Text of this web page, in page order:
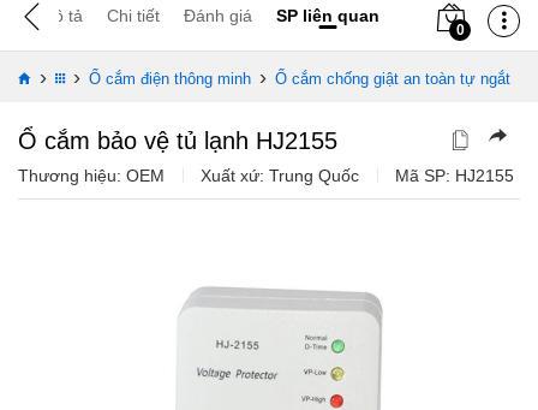
Mô tả Chi tiết Đánh giá SP liên quan
0
› › Ổ cắm điện thông minh › Ổ cắm chống giật an toàn tự ngắt
Ổ cắm bảo vệ tủ lạnh HJ2155
Thương hiệu: OEM Xuất xứ: Trung Quốc Mã SP: HJ2155